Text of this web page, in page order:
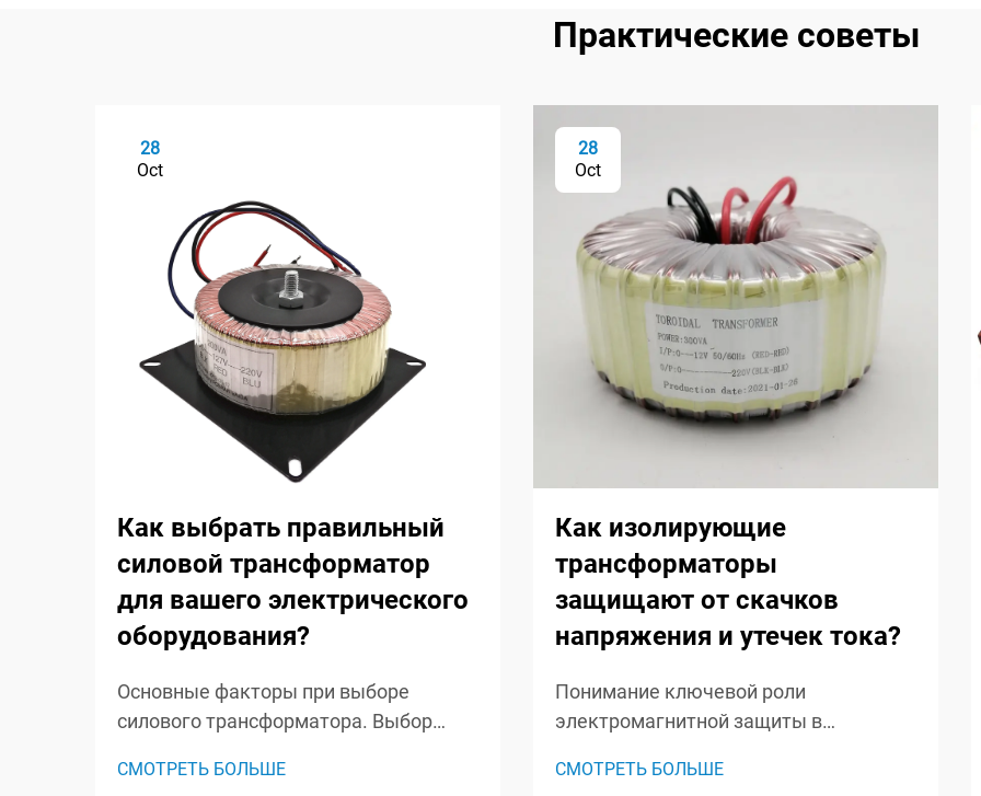
Практические советы
28
Oct
Как выбрать правильный
силовой трансформатор
для вашего электрического
оборудования?
Основные факторы при выборе
силового трансформатора. Выбор
трансформатора — это важное
СМОТРЕТЬ БОЛЬШЕ
28
Oct
Как изолирующие
трансформаторы
защищают от скачков
напряжения и утечек тока?
Понимание ключевой роли
электромагнитной защиты в
напряжения и утечки электрического
СМОТРЕТЬ БОЛЬШЕ